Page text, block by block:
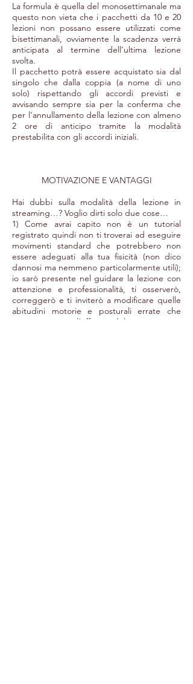
La formula è quella del monosettimanale ma
questo non vieta che i pacchetti da 10 e 20
lezioni non possano essere utilizzati come
bisettimanali, ovviamente la scadenza verrà
anticipata al termine dell’ultima lezione
svolta.
Il pacchetto potrà essere acquistato sia dal
singolo che dalla coppia (a nome di uno
solo) rispettando gli accordi previsti e
avvisando sempre sia per la conferma che
per l’annullamento della lezione con almeno
2 ore di anticipo tramite la modalità
prestabilita con gli accordi iniziali.
MOTIVAZIONE E VANTAGGI
Hai dubbi sulla modalità della lezione in
streaming…? Voglio dirti solo due cose…
1) Come avrai capito non è un tutorial
registrato quindi non ti troverai ad eseguire
movimenti standard che potrebbero non
essere adeguati alla tua fisicità (non dico
dannosi ma nemmeno particolarmente utili);
io sarò presente nel guidare la lezione con
attenzione e professionalità, ti osserverò,
correggerò e ti inviterò a modificare quelle
abitudini motorie e posturali errate che
compromettono l’efficacia del tuo percorso.